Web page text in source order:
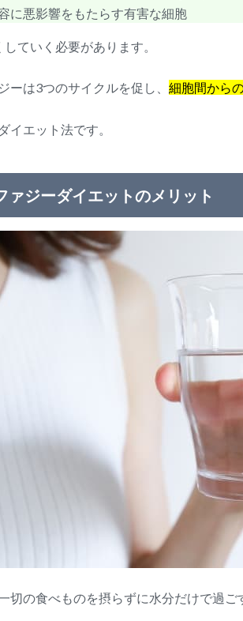
に悪影響をもたらす有害な細胞
ていく必要があります。
ーは3つのサイクルを促し、 細胞間から
イエット法です。
ァジーダイエットのメリット
切の食べものを摂らずに水分だけで過ご